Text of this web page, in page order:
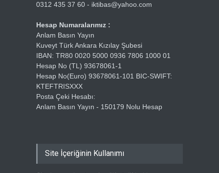
0312 435 37 60 - iktibas@yahoo.com
Hesap Numaralarımız :
Anlam Basın Yayın
Kuveyt Türk Ankara Kızılay Şubesi
IBAN: TR80 0020 5000 0936 7806 1000 01
Hesap No (TL) 93678061-1
Hesap No(Euro) 93678061-101 BIC-SWIFT:
KTEFTRISXXX
Posta Çeki Hesabı:
Anlam Basın Yayın - 150179 Nolu Hesap
Site İçeriğinin Kullanımı